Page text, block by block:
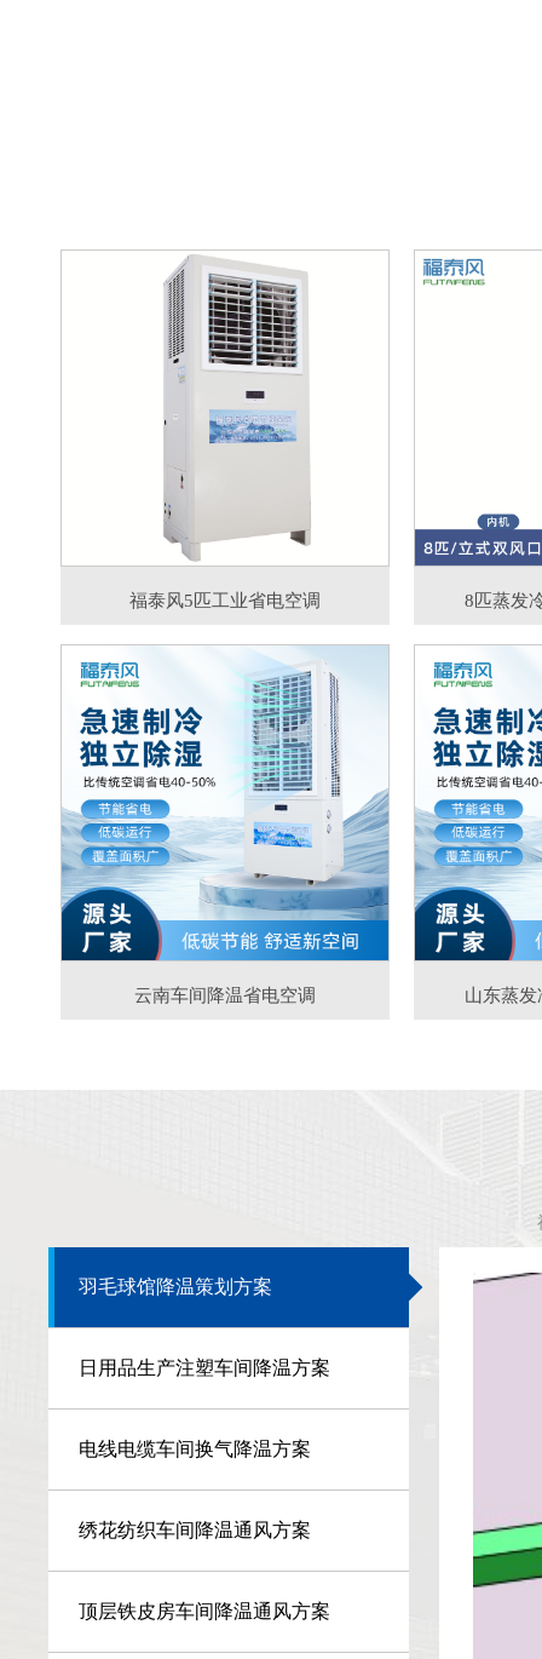
福泰风5匹工业省电空调 8匹蒸发
云南车间降温省电空调 山东蒸
羽毛球馆降温策划方案
日用品生产注塑车间降温方案
电线电缆车间换气降温方案
绣花纺织车间降温通风方案
顶层铁皮房车间降温通风方案